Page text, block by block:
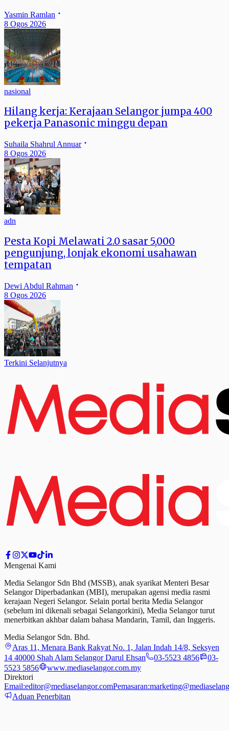
Yasmin Ramlan
8 Ogos 2026
nasional
Hilang kerja: Kerajaan Selangor jumpa 400
pekerja Panasonic minggu depan
Suhaila Shahrul Annuar
8 Ogos 2026
adn
Pesta Kopi Melawati 2.0 sasar 5,000
pengunjung, lonjak ekonomi usahawan
tempatan
Dewi Abdul Rahman
8 Ogos 2026
Terkini Selanjutnya
Mengenai Kami
Media Selangor Sdn Bhd (MSSB), anak syarikat Menteri Besar
Selangor Diperbadankan (MBI), merupakan agensi media rasmi
kerajaan Negeri Selangor. Selain portal berita Media Selangor
(sebelum ini dikenali sebagai Selangorkini), Media Selangor turut
menerbitkan akhbar dalam bahasa Mandarin, Tamil, dan Inggeris.
Media Selangor Sdn. Bhd.
Aras 11, Menara Bank Rakyat No. 1, Jalan Indah 14/8, Seksyen
14 40000 Shah Alam Selangor Darul Ehsan
03-5523 4856
03-
5523 5856
www.mediaselangor.com.my
Direktori
Email:editor@mediaselangor.comPemasaran:
Aduan Penerbitan